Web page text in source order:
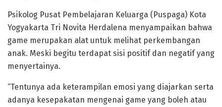
Psikolog Pusat Pembelajaran Keluarga (Puspaga) Kota
Yogyakarta Tri Novita Herdalena menyampaikan bahwa
game merupakan alat untuk melihat perkembangan
anak. Meski begitu terdapat sisi positif dan negatif yang
menyertainya.
“Tentunya ada keterampilan emosi yang diajarkan serta
adanya kesepakatan mengenai game yang boleh atau